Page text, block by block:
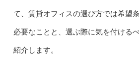
て、賃貸オフィスの選び方では希望
必要なことと、選ぶ際に気を付ける
紹介します。